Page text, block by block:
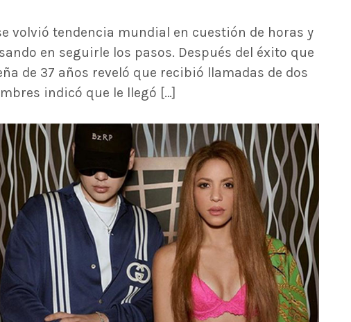
volvió tendencia mundial en cuestión de horas y
en seguirle los pasos. Después del éxito que
de 37 años reveló que recibió llamadas de dos
indicó que le llegó […]